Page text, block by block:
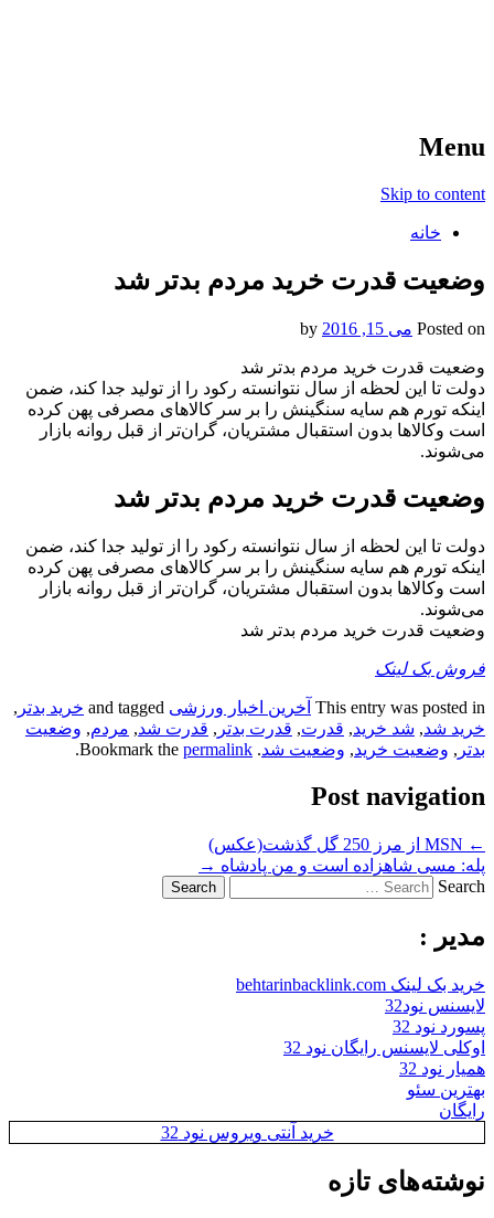
Menu
Skip to content
خانه
وضعیت قدرت خرید مردم بدتر شد
Posted on می 15, 2016
وضعیت قدرت خرید مردم بدتر شد
دولت تا این لحظه از سال نتوانسته رکود را از تولید جدا کند، ضمن
اینکه تورم هم سایه سنگینش را بر سر کالاهای مصرفی پهن کرده
است وکالاها بدون استقبال مشتریان، گران‌تر از قبل روانه بازار
می‌شوند.
وضعیت قدرت خرید مردم بدتر شد
دولت تا این لحظه از سال نتوانسته رکود را از تولید جدا کند، ضمن
اینکه تورم هم سایه سنگینش را بر سر کالاهای مصرفی پهن کرده
است وکالاها بدون استقبال مشتریان، گران‌تر از قبل روانه بازار
می‌شوند.
وضعیت قدرت خرید مردم بدتر شد
فروش بک لینک
This entry was posted in آخرین اخبار ورزشی خرید بدتر ,
خرید شد, شد خرید, قدرت, قدرت بدتر , قدرت شد, مردم, وضعیت
بدتر , وضعیت خرید, وضعیت شد. Bookmark the
permalink
.
Post navigation
←
پله: مسی شاهزاده است و من پادشاه →
Search
مدیر :
خرید بک لینک behtarinbacklink.com
لایسنس نود32
پسورد نود 32
اوکلی لایسنس رایگان نود 32
همیار نود 32
بهترین سئو
رایگان
خرید آنتی ویروس نود 32
نوشته‌های تازه